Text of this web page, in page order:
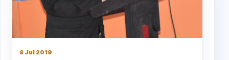
8 Jul 2019